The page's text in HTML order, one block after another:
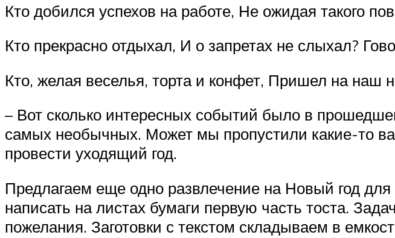
Кто добился успехов на работе, Не ожидая такого
Кто прекрасно отдыхал, И о запретах не слыхал?
Кто, желая веселья, торта и конфет, Пришел на наш
– Вот сколько интересных событий было в
самых необычных. Может мы пропустили какие-то
провести уходящий год.
Предлагаем еще одно развлечение на Новый год
написать на листах бумаги первую часть тоста.
пожелания. Заготовки с текстом складываем в